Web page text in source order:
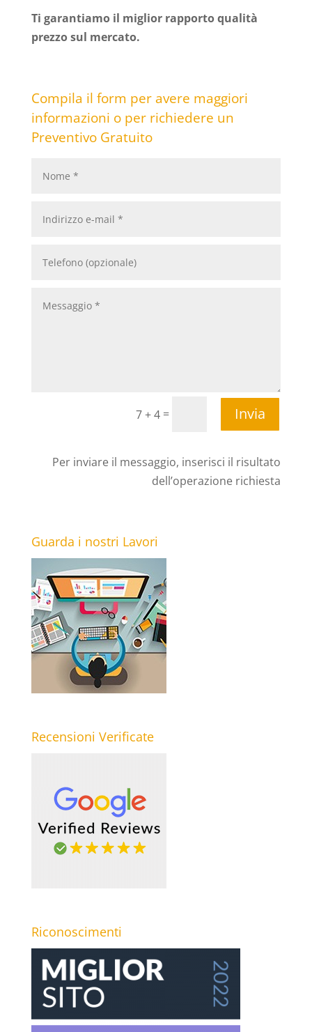
Ti garantiamo il miglior rapporto qualità
prezzo sul mercato.
Compila il form per avere maggiori
informazioni o per richiedere un
Preventivo Gratuito
7 + 4 = Invia
Per inviare il messaggio, inserisci il risultato
dell’operazione richiesta
Guarda i nostri Lavori
Recensioni Verificate
Riconoscimenti